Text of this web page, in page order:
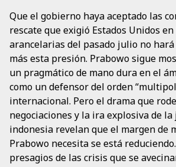
Que el gobierno haya aceptado las
rescate que exigió Estados Unidos
arancelarias del pasado julio no
más esta presión. Prabowo sigue
un pragmático de mano dura en el
como un defensor del orden
internacional. Pero el drama que
negociaciones y la ira explosiva de
indonesia revelan que el margen de
Prabowo necesita se está
presagios de las crisis que se